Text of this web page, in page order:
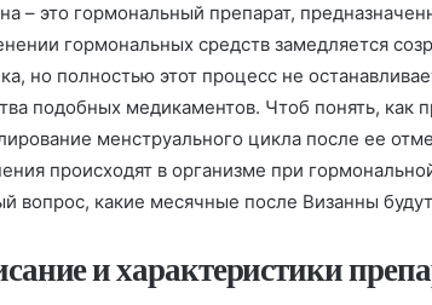
– это гормональный препарат,
гормональных средств замедляется
но полностью этот процесс не
подобных медикаментов. Чтоб понять, как
менструального цикла после ее
происходят в организме при
вопрос, какие месячные после Визанны
и характеристики